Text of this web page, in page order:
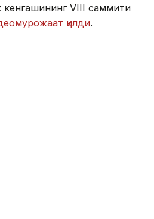
кенгашининг VIII саммити
қилди.